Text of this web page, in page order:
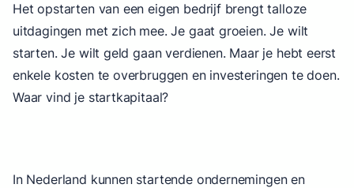
Het opstarten van een eigen bedrijf brengt talloze
uitdagingen met zich mee. Je gaat groeien. Je wilt
starten. Je wilt geld gaan verdienen. Maar je hebt eerst
enkele kosten te overbruggen en investeringen te doen.
Waar vind je startkapitaal?
In Nederland kunnen startende ondernemingen en